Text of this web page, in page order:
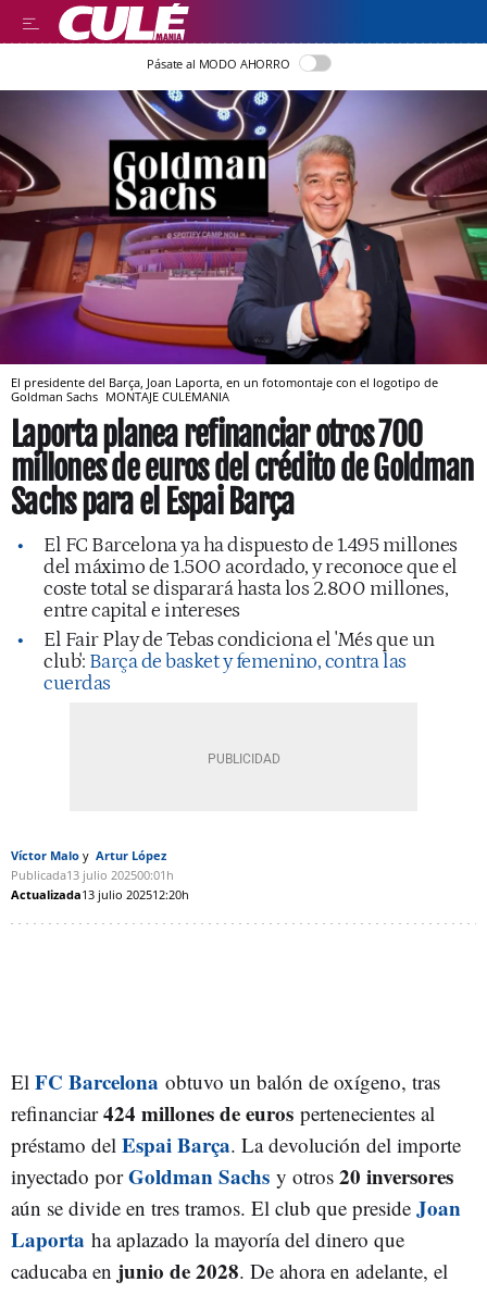
Pásate al MODO AHORRO
El presidente del Barça, Joan Laporta, en un fotomontaje con el logotipo de
Goldman Sachs MONTAJE CULEMANIA
Laporta planea refinanciar otros 700
millones de euros del crédito de Goldman
Sachs para el Espai Barça
El FC Barcelona ya ha dispuesto de 1.495 millones
del máximo de 1.500 acordado, y reconoce que el
coste total se disparará hasta los 2.800 millones,
entre capital e intereses
El Fair Play de Tebas condiciona el 'Més que un
club': Barça de basket y femenino, contra las
cuerdas
Víctor Malo
Artur López
Publicada13 julio 202500:01h
Actualizada13 julio 202512:20h
El FC Barcelona obtuvo un balón de oxígeno, tras
refinanciar424 millones de euros pertenecientes al
préstamo del Espai Barça. La devolución del importe
inyectado porGoldman Sachs y otros 20 inversores
aún se divide en tres tramos. El club que preside Joan
Laporta ha aplazado la mayoría del dinero que
caducaba en junio de 2028. De ahora en adelante, el